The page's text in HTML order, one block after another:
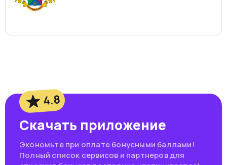
4.8
Скачать приложение
Экономьте при оплате бонусными баллами!
Полный список сервисов и партнеров для